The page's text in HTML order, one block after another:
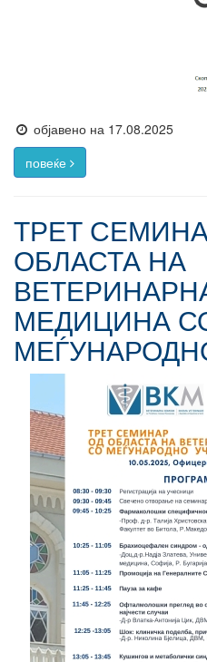
објавено на 17.08.2025
повеќе
ТРЕТ
ОБЛАСТА НА
МЕДИЦИНА